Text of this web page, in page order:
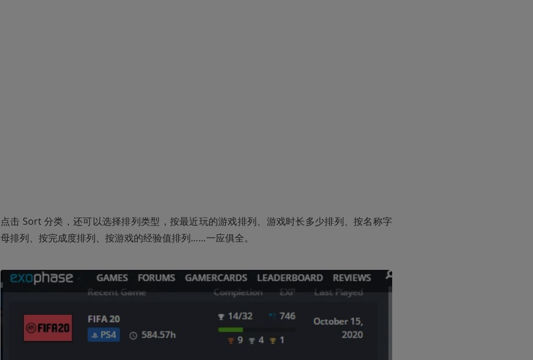
点击 Sort 分类，还可以选择排列类型，按最近玩的游戏排列、游戏时长多少排列、按名称字
母排列、按完成度排列、按游戏的经验值排列……一应俱全。